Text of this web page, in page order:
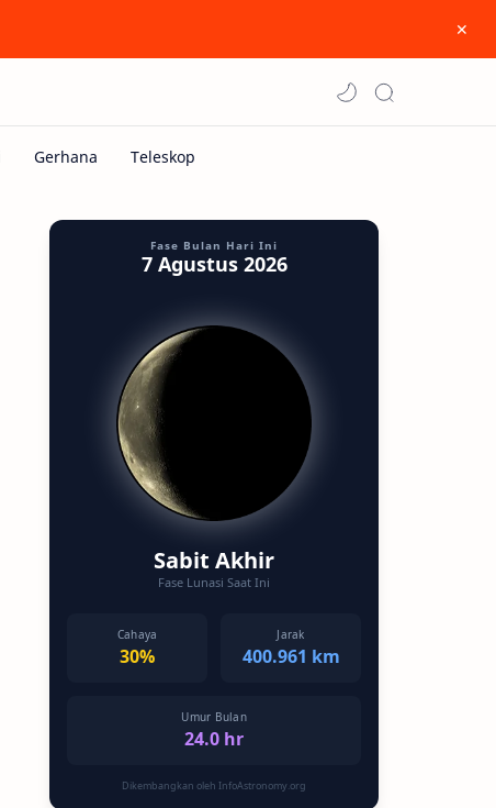
Fase Bulan Hari Ini
7 Agustus 2026
Sabit Akhir
Fase Lunasi Saat Ini
Cahaya
30%
Jarak
400.961 km
Umur Bulan
24.0 hr
Dikembangkan oleh InfoAstronomy.org